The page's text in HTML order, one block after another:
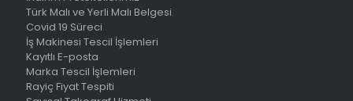
Türk Malı ve Yerli Malı Belgesi
Covid 19 Süreci
İş Makinesi Tescil İşlemleri
Kayıtlı E-posta
Marka Tescil İşlemleri
Rayiç Fiyat Tespiti